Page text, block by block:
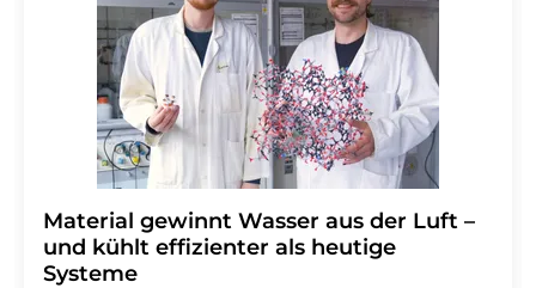
Abbestellung des entsprechenden Newsletters
enthalten.
Material gewinnt Wasser aus der Luft –
und kühlt effizienter als heutige
Systeme